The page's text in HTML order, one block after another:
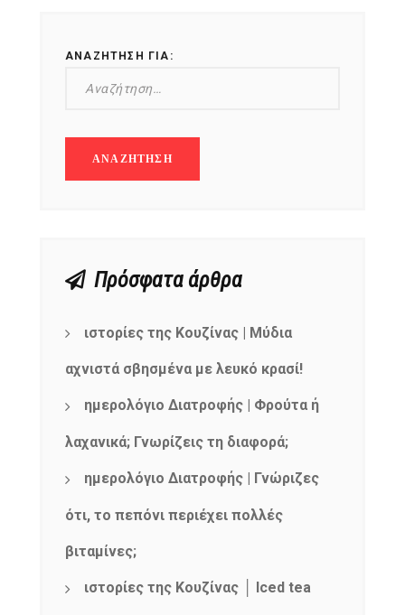
ΑΝΑΖΉΤΗΣΗ ΓΙΑ:
Πρόσφατα άρθρα
ιστορίες της Κουζίνας | Μύδια
αχνιστά σβησμένα με λευκό κρασί!
ημερολόγιο Διατροφής | Φρούτα ή
λαχανικά; Γνωρίζεις τη διαφορά;
ημερολόγιο Διατροφής | Γνώριζες
ότι, το πεπόνι περιέχει πολλές
βιταμίνες;
ιστορίες της Κουζίνας │ Iced tea